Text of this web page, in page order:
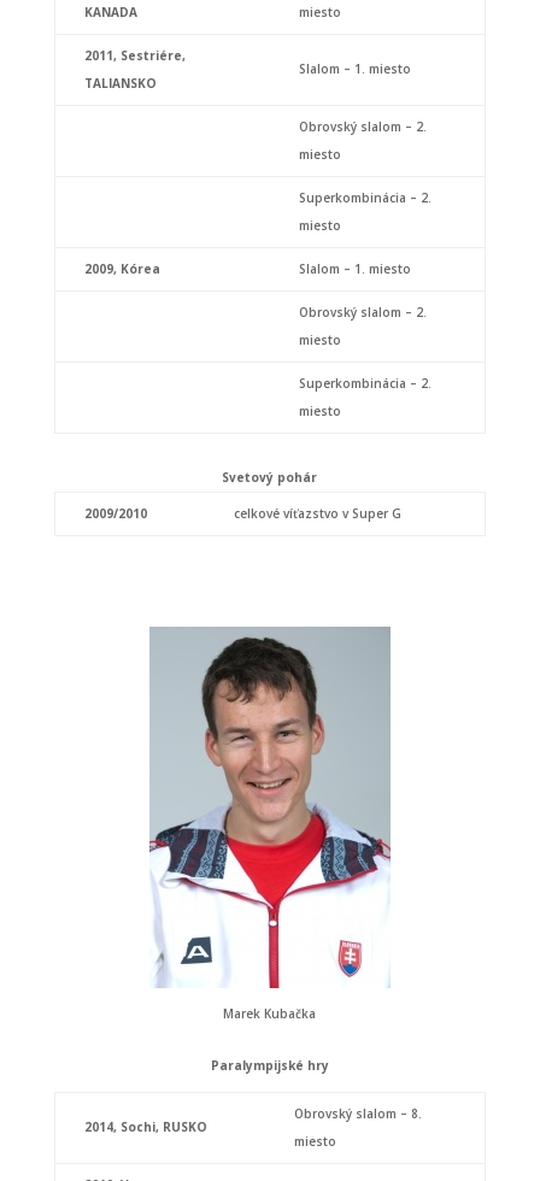
KANADA
miesto
2011, Sestriére,
TALIANSKO
Slalom – 1. miesto
Obrovský slalom – 2.
miesto
Superkombinácia – 2.
miesto
2009, Kórea Slalom – 1. miesto
Obrovský slalom – 2.
miesto
Superkombinácia – 2.
miesto
Svetový pohár
2009/2010 celkové víťazstvo v Super G
Marek Kubačka
Paralympijské hry
2014, Sochi, RUSKO
Obrovský slalom – 8.
miesto